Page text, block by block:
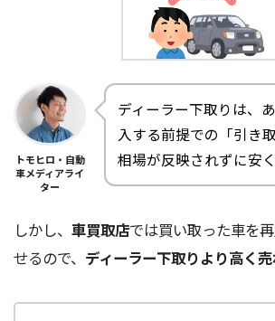
トモヒロ・自動
車メディアライ
ター
ディーラー下取りは、
入する前提での「引き
相場が反映されずに安く
しかし、 車買取店では買い取った車を
せるので、 ディーラー下取りより高く